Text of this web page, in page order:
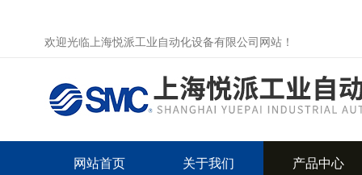
欢迎光临上海悦派工业自动化设备有限公司网站！
网站首页 关于我们 产品中心